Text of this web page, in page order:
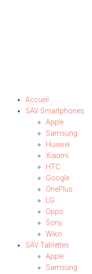
Accueil
SAV Smartphones
Apple
Samsung
Huawei
Xiaomi
HTC
Google
OnePlus
LG
Oppo
Sony
Wiko
SAV Tablettes
Apple
Samsung